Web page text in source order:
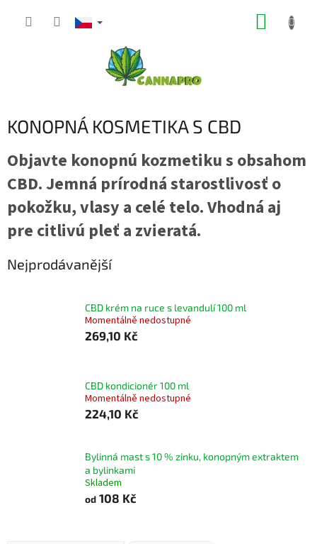
KONOPNÁ KOSMETIKA S CBD
Objavte konopnú kozmetiku s obsahom
CBD. Jemná prírodná starostlivosť o
pokožku, vlasy a celé telo. Vhodná aj
pre citlivú pleť a zvieratá.
Nejprodávanější
CBD krém na ruce s levandulí 100 ml
Momentálně nedostupné
269,10 Kč
CBD kondicionér 100 ml
Momentálně nedostupné
224,10 Kč
Bylinná mast s 10 % zinku, konopným extraktem
a bylinkami
Skladem
od 108 Kč